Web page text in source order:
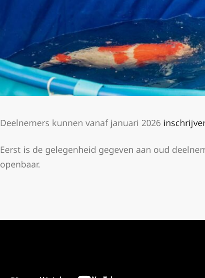
Deelnemers kunnen vanaf januari 2026
Eerst is de gelegenheid gegeven aan oud
openbaar.